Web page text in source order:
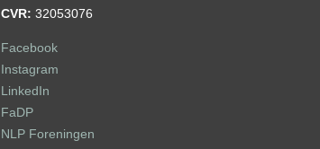
CVR: 32053076
Facebook
Instagram
LinkedIn
FaDP
NLP Foreningen